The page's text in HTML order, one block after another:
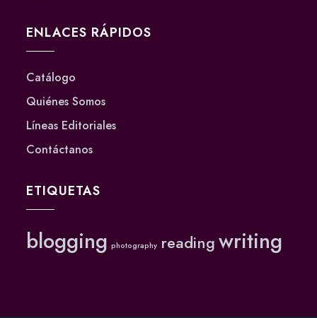
ENLACES RÁPIDOS
Catálogo
Quiénes Somos
Líneas Editoriales
Contáctanos
ETIQUETAS
blogging photography reading writing